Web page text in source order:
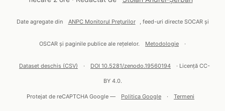
Date agregate din ANPC Monitorul Prețurilor , feed-uri directe SOCAR și
OSCAR și paginile publice ale rețelelor. Metodologie ·
Dataset deschis (CSV) · DOI 10.5281/zenodo.19560194 · Licență CC-
BY 4.0.
Protejat de reCAPTCHA Google — Politica Google · Termeni